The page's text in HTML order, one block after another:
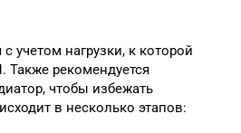
учетом нагрузки, к которой
Также рекомендуется
чтобы избежать
в несколько этапов: